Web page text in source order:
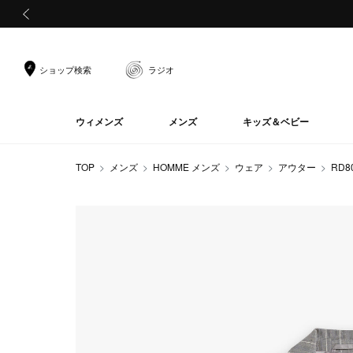
ショップ検索 ラジオ
ウィメンズ メンズ キッズ＆ベビー
TOP メンズ HOMME メンズ ウェア アウター